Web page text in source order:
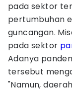
pada sektor
pertumbuhan
guncangan.
pada sektor
Adanya
tersebut
"Namun,